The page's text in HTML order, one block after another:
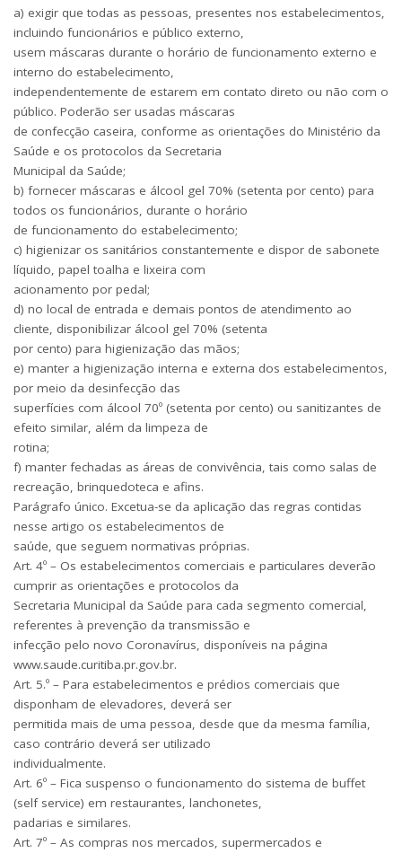
a) exigir que todas as pessoas, presentes nos estabelecimentos,
incluindo funcionários e público externo,
usem máscaras durante o horário de funcionamento externo e
interno do estabelecimento,
independentemente de estarem em contato direto ou não com o
público. Poderão ser usadas máscaras
de confecção caseira, conforme as orientações do Ministério da
Saúde e os protocolos da Secretaria
Municipal da Saúde;
b) fornecer máscaras e álcool gel 70% (setenta por cento) para
todos os funcionários, durante o horário
de funcionamento do estabelecimento;
c) higienizar os sanitários constantemente e dispor de sabonete
líquido, papel toalha e lixeira com
acionamento por pedal;
d) no local de entrada e demais pontos de atendimento ao
cliente, disponibilizar álcool gel 70% (setenta
por cento) para higienização das mãos;
e) manter a higienização interna e externa dos estabelecimentos,
por meio da desinfecção das
superfícies com álcool 70º (setenta por cento) ou sanitizantes de
efeito similar, além da limpeza de
rotina;
f) manter fechadas as áreas de convivência, tais como salas de
recreação, brinquedoteca e afins.
Parágrafo único. Excetua-se da aplicação das regras contidas
nesse artigo os estabelecimentos de
saúde, que seguem normativas próprias.
Art. 4º – Os estabelecimentos comerciais e particulares deverão
cumprir as orientações e protocolos da
Secretaria Municipal da Saúde para cada segmento comercial,
referentes à prevenção da transmissão e
infecção pelo novo Coronavírus, disponíveis na página
www.saude.curitiba.pr.gov.br.
Art. 5.º – Para estabelecimentos e prédios comerciais que
disponham de elevadores, deverá ser
permitida mais de uma pessoa, desde que da mesma família,
caso contrário deverá ser utilizado
individualmente.
Art. 6º – Fica suspenso o funcionamento do sistema de buffet
(self service) em restaurantes, lanchonetes,
padarias e similares.
Art. 7º – As compras nos mercados, supermercados e